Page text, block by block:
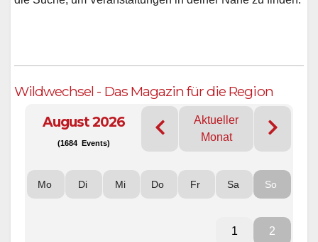
Wildwechsel - Das Magazin für die Region
August 2026
(1684 Events)
Aktueller
Monat
Mo Di Mi Do Fr Sa So
1 2